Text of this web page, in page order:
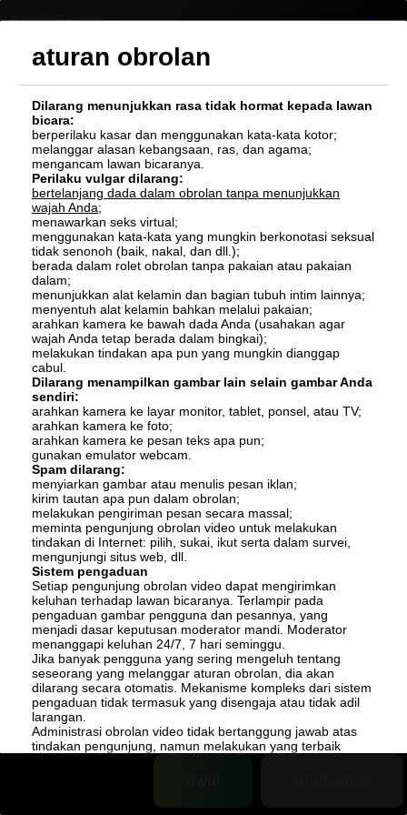
Онлайн:0 anon
aturan obrolan
Dilarang menunjukkan rasa tidak hormat kepada lawan
bicara:
berperilaku kasar dan menggunakan kata-kata kotor;
melanggar alasan kebangsaan, ras, dan agama;
mengancam lawan bicaranya.
Perilaku vulgar dilarang:
bertelanjang dada dalam obrolan tanpa menunjukkan
wajah Anda;
menawarkan seks virtual;
menggunakan kata-kata yang mungkin berkonotasi seksual
tidak senonoh (baik, nakal, dan dll.);
berada dalam rolet obrolan tanpa pakaian atau pakaian
dalam;
menunjukkan alat kelamin dan bagian tubuh intim lainnya;
menyentuh alat kelamin bahkan melalui pakaian;
arahkan kamera ke bawah dada Anda (usahakan agar
wajah Anda tetap berada dalam bingkai);
melakukan tindakan apa pun yang mungkin dianggap
cabul.
Dilarang menampilkan gambar lain selain gambar Anda
sendiri:
arahkan kamera ke layar monitor, tablet, ponsel, atau TV;
arahkan kamera ke foto;
arahkan kamera ke pesan teks apa pun;
gunakan emulator webcam.
Spam dilarang:
menyiarkan gambar atau menulis pesan iklan;
kirim tautan apa pun dalam obrolan;
melakukan pengiriman pesan secara massal;
meminta pengunjung obrolan video untuk melakukan
tindakan di Internet: pilih, sukai, ikut serta dalam survei,
mengunjungi situs web, dll.
Sistem pengaduan
Setiap pengunjung obrolan video dapat mengirimkan
keluhan terhadap lawan bicaranya. Terlampir pada
pengaduan gambar pengguna dan pesannya, yang
menjadi dasar keputusan moderator mandi. Moderator
menanggapi keluhan 24/7, 7 hari seminggu.
Jika banyak pengguna yang sering mengeluh tentang
seseorang yang melanggar aturan obrolan, dia akan
dilarang secara otomatis. Mekanisme kompleks dari sistem
pengaduan tidak termasuk yang disengaja atau tidak adil
larangan.
Administrasi obrolan video tidak bertanggung jawab atas
tindakan pengunjung, namun melakukan yang terbaik
untuk memberantas pelanggar. Secara fisik tidak mungkin
Keluhan Anda membantu kami menjadikan obrolan lebih